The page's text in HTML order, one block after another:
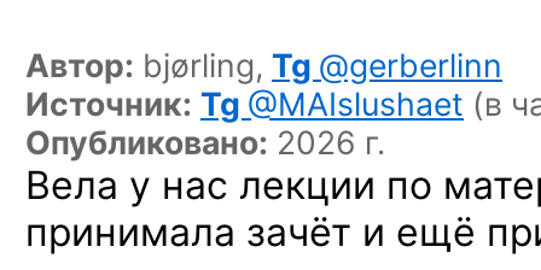
Автор: bjørling, Tg @gerberlinn
Источник: Tg @MAIslushaet (в
Опубликовано: 2026 г.
Вела у нас лекции по
принимала зачёт и ещё